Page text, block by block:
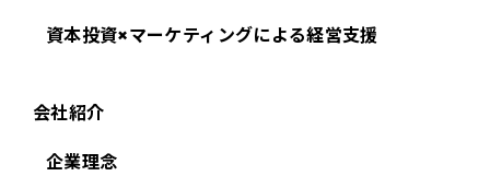
資本投資×マーケティングによる経営支援
会社紹介
企業理念